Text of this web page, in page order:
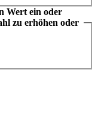
Wert ein oder
zu erhöhen oder